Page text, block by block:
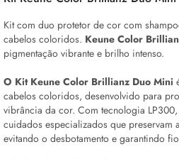
Kit com duo protetor de cor com
cabelos coloridos. Keune Color
pigmentação vibrante e brilho intenso.
O Kit Keune Color Brillianz Duo Mini
cabelos coloridos, desenvolvido para
vibrância da cor. Com tecnologia
cuidados especializados que preservam
evitando o desbotamento e garantindo